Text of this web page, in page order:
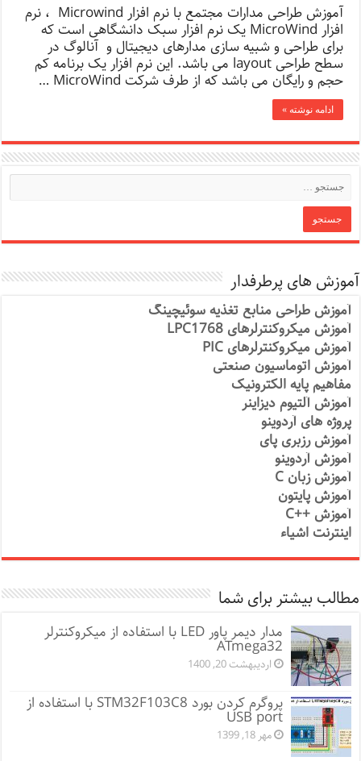
آموزش طراحی مدارات مجتمع با نرم افزار Microwind ، نرم
افزار MicroWind یک نرم افزار سبک دانشگاهی است که
برای طراحی و شبیه سازی مدارهای دیجیتال و آنالوگ در
سطح طراحی layout می باشد. این نرم افزار یک برنامه کم
حجم و رایگان می باشد که از طرف شرکت MicroWind …
ادامه نوشته »
آموزش های پرطرفدار
آموزش طراحی منابع تغذیه سوئیچینگ
آموزش میکروکنترلرهای LPC1768
آموزش میکروکنترلرهای PIC
آموزش اتوماسیون صنعتی
مفاهیم پایه الکترونیک
آموزش آلتیوم دیزاینر
پروژه های آردوینو
آموزش رزبری پای
آموزش آردوینو
آموزش زبان C
آموزش پایتون
آموزش ++C
اینترنت اشیاء
مطالب بیشتر برای شما
مدار دیمر پاور LED با استفاده از میکروکنترلر
ATmega32
اردیبهشت 20, 1400
پروگرم کردن بورد STM32F103C8 با استفاده از
USB port
مهر 18, 1399